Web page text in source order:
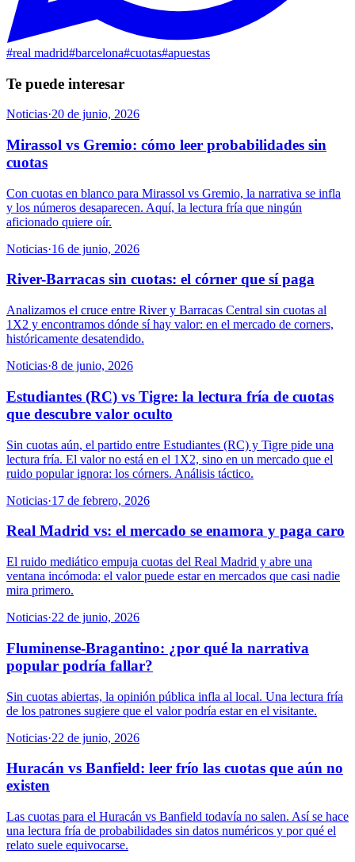
#real madrid#barcelona#cuotas#apuestas
Te puede interesar
Noticias·20 de junio, 2026
Mirassol vs Gremio: cómo leer probabilidades sin
cuotas
Con cuotas en blanco para Mirassol vs Gremio, la narrativa se infla
y los números desaparecen. Aquí, la lectura fría que ningún
aficionado quiere oír.
Noticias·16 de junio, 2026
River-Barracas sin cuotas: el córner que sí paga
Analizamos el cruce entre River y Barracas Central sin cuotas al
1X2 y encontramos dónde sí hay valor: en el mercado de corners,
históricamente desatendido.
Noticias·8 de junio, 2026
Estudiantes (RC) vs Tigre: la lectura fría de cuotas
que descubre valor oculto
Sin cuotas aún, el partido entre Estudiantes (RC) y Tigre pide una
lectura fría. El valor no está en el 1X2, sino en un mercado que el
ruido popular ignora: los córners. Análisis táctico.
Noticias·17 de febrero, 2026
Real Madrid vs: el mercado se enamora y paga caro
El ruido mediático empuja cuotas del Real Madrid y abre una
ventana incómoda: el valor puede estar en mercados que casi nadie
mira primero.
Noticias·22 de junio, 2026
Fluminense-Bragantino: ¿por qué la narrativa
popular podría fallar?
Sin cuotas abiertas, la opinión pública infla al local. Una lectura fría
de los patrones sugiere que el valor podría estar en el visitante.
Noticias·22 de junio, 2026
Huracán vs Banfield: leer frío las cuotas que aún no
existen
Las cuotas para el Huracán vs Banfield todavía no salen. Así se hace
una lectura fría de probabilidades sin datos numéricos y por qué el
relato suele equivocarse.